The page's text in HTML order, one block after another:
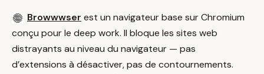
Browwwser est un navigateur base sur Chromium
conçu pour le deep work. Il bloque les sites web
distrayants au niveau du navigateur — pas
d’extensions à désactiver, pas de contournements.